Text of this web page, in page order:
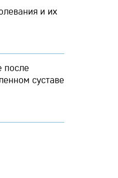
и их
после
суставе